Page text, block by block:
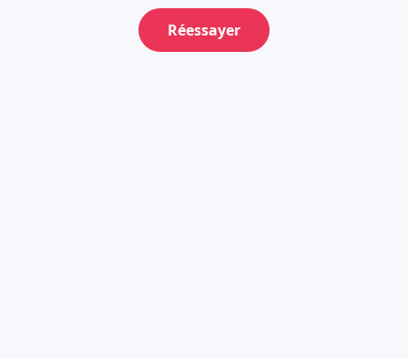
Réessayer